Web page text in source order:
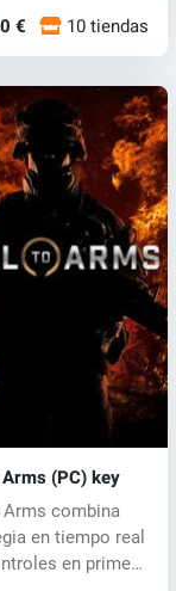
€ 10 tiendas
(PC) key
combina
en tiempo real
en primera